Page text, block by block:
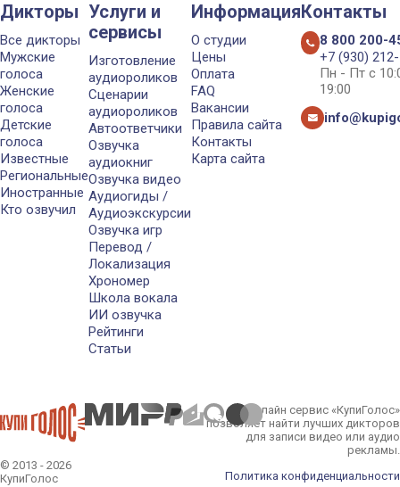
Дикторы
Все дикторы
Мужские
голоса
Женские
голоса
Детские
голоса
Известные
Региональные
Иностранные
Кто озвучил
Услуги и
сервисы
Изготовление
аудиороликов
Сценарии
аудиороликов
Автоответчики
Озвучка
аудиокниг
Озвучка видео
Аудиогиды /
Аудиоэкскурсии
Озвучка игр
Перевод /
Локализация
Хрономер
Школа вокала
ИИ озвучка
Рейтинги
Статьи
Информация
О студии
Цены
Оплата
FAQ
Вакансии
Правила сайта
Контакты
Карта сайта
Контакты
8 800 200-
+7 (930)
Пн - Пт с
19:00
© 2013 - 2026
КупиГолос
Онлайн сервис «КупиГолос»
позволяет найти лучших дикторов
для записи видео или аудио
рекламы.
Политика конфиденциальности